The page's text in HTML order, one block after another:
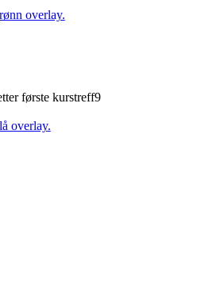
første kurstreff9